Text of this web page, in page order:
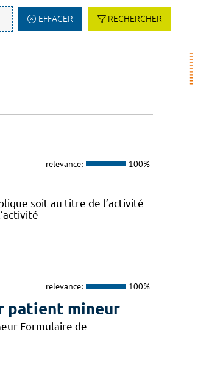
EFFACER RECHERCHER
relevance: 100%
soit au titre de l’activité
relevance: 100%
patient mineur
Formulaire de